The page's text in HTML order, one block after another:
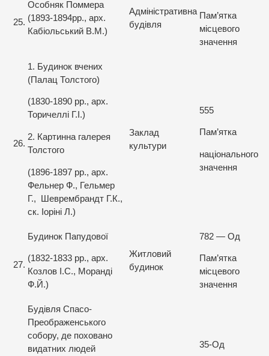
25.
Особняк Поммера
(1893-1894рр., арх.
Кабіольський В.М.)
Адміністративна
будівля
Пам’ятка
місцевого
значення
26.
1. Будинок вчених
(Палац Толстого)
(1830-1890 рр., арх.
Торичеллі Г.І.)
2. Картинна галерея
Толстого
(1896-1897 рр., арх.
Фельнер Ф., Гельмер
Г., Шеврембрандт Г.К.,
ск. Іоріні Л.)
Заклад
культури
555
Пам’ятка
національного
значення
27.
Будинок Папудової
(1832-1833 рр., арх.
Козлов І.С., Моранді
Ф.Й.)
Житловий
будинок
782 — Од
Пам’ятка
місцевого
значення
Будівля Спасо-
Преображенського
собору, де поховано
видатних людей
35-Од